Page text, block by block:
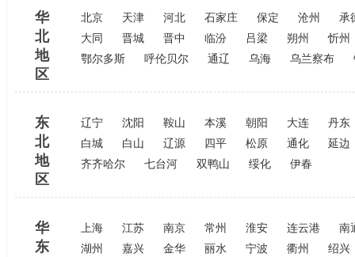
华
北
地
区
北京 天津 河北 石家庄 保定 沧州
承
大同
晋城 晋中 临汾 吕梁 朔州
忻州
鄂尔多斯
呼伦贝尔 通辽 乌海 乌兰察布
东
北
地
区
辽宁 沈阳 鞍山 本溪 朝阳 大连
丹东
白城
白山 辽源 四平 松原 通化
延边
齐齐哈尔
七台河 双鸭山 绥化 伊春
华
东
上海 江苏 南京 常州 淮安 连云港
南
湖州
嘉兴 金华 丽水 宁波 衢州
绍兴